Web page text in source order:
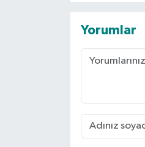
Yorumlar